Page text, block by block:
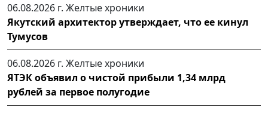
06.08.2026 г. Желтые хроники
Якутский архитектор утверждает, что ее кинул
Тумусов
06.08.2026 г. Желтые хроники
ЯТЭК объявил о чистой прибыли 1,34 млрд
рублей за первое полугодие